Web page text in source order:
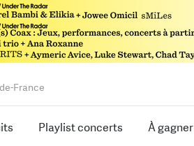
France
Playlist concerts À gagner